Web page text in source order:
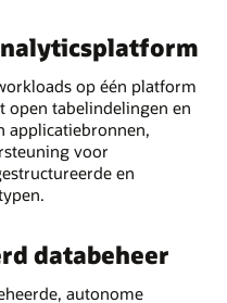
op één platform
open tabelindelingen en
applicatiebronnen,
voor
en
databeheer
autonome